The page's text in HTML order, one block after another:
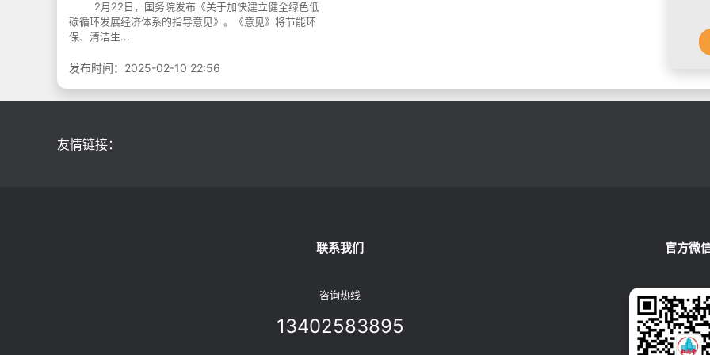
2月22日，国务院发布《关于加快建立健全绿色低
碳循环发展经济体系的指导意见》。《意见》将节能环
保、清洁生...
发布时间：2025-02-10 22:56
友情链接：
联系我们
咨询热线
13402583895
官方微